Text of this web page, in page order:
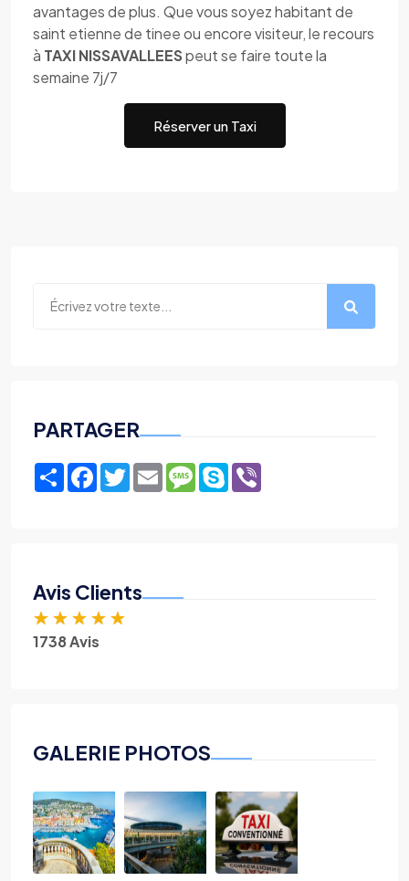
avantages de plus. Que vous soyez habitant de
saint etienne de tinee ou encore visiteur, le recours
à TAXI NISSAVALLEESpeut se faire toute la
semaine 7j/7
Réserver un Taxi
PARTAGER
ShareFacebook
TwitterEmailMessage
Skype
Avis Clients
★ ★ ★ ★ ★
1738 Avis
GALERIE PHOTOS